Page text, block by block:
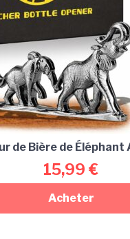
de Bière de Éléphant
15,99 €
Acheter